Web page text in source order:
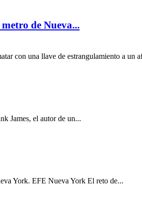
de Nueva...
con una llave de estrangulamiento a un
James, el autor de un...
York. EFE Nueva York El reto de...